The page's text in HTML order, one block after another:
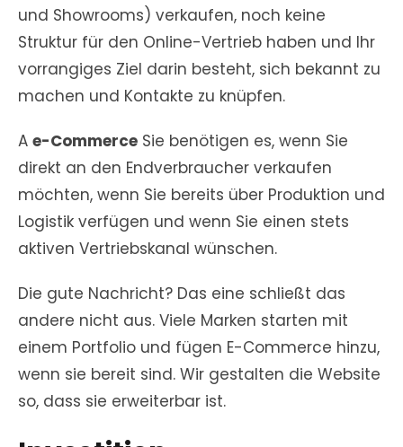
und Showrooms) verkaufen, noch keine
Struktur für den Online-Vertrieb haben und Ihr
vorrangiges Ziel darin besteht, sich bekannt zu
machen und Kontakte zu knüpfen.
A e-Commerce Sie benötigen es, wenn Sie
direkt an den Endverbraucher verkaufen
möchten, wenn Sie bereits über Produktion und
Logistik verfügen und wenn Sie einen stets
aktiven Vertriebskanal wünschen.
Die gute Nachricht? Das eine schließt das
andere nicht aus. Viele Marken starten mit
einem Portfolio und fügen E-Commerce hinzu,
wenn sie bereit sind. Wir gestalten die Website
so, dass sie erweiterbar ist.